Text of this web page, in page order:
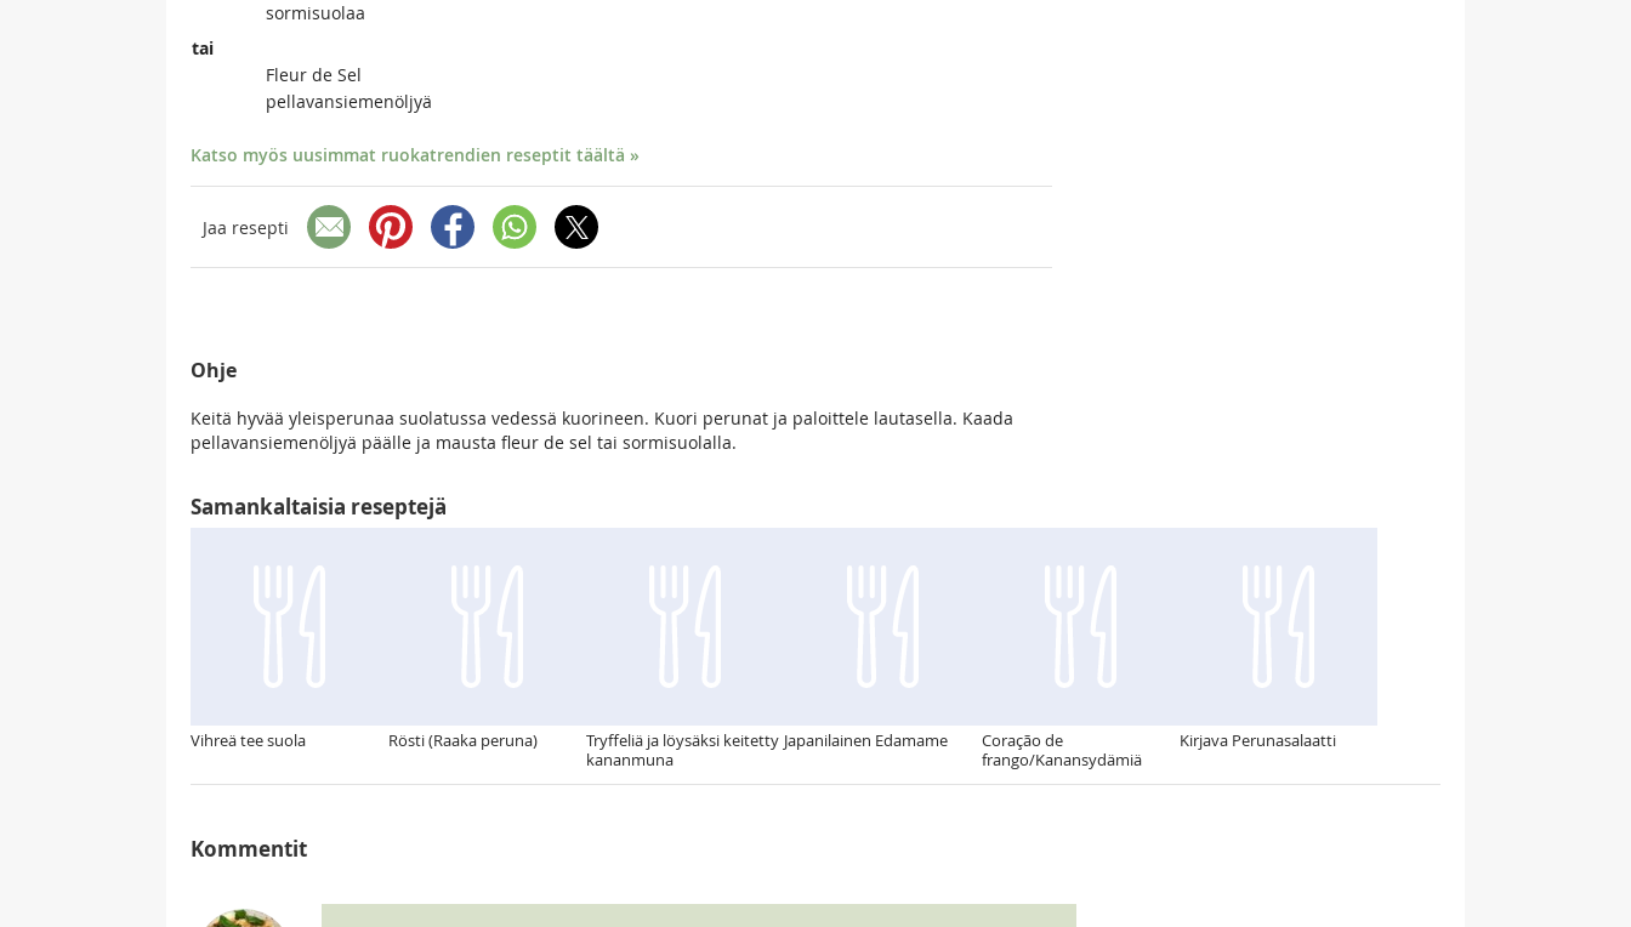
sormisuolaa
tai
Fleur de Sel
pellavansiemenöljyä
Katso myös uusimmat ruokatrendien reseptit täältä »
Jaa resepti
Ohje
Keitä hyvää yleisperunaa suolatussa vedessä kuorineen. Kuori perunat ja paloittele lautasella. Kaada
pellavansiemenöljyä päälle ja mausta fleur de sel tai sormisuolalla.
Samankaltaisia reseptejä
Vihreä tee suola Rösti (Raaka peruna)
Tryffeliä ja löysäksi keitetty
kananmuna
Japanilainen Edamame
Coração de
frango/Kanansydämiä
Kirjava Perunasalaatti
Kommentit